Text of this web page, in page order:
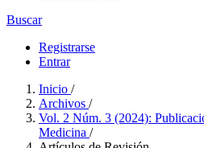
Buscar
Registrarse
Entrar
Inicio /
Archivos /
Vol. 2 Núm. 3 (2024):
Medicina /